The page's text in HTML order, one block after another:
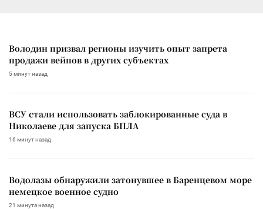
Володин призвал регионы изучить опыт запрета
продажи вейпов в других субъектах
5 минут назад
ВСУ стали использовать заблокированные суда в
Николаеве для запуска БПЛА
16 минут назад
Водолазы обнаружили затонувшее в Баренцевом море
немецкое военное судно
21 минута назад